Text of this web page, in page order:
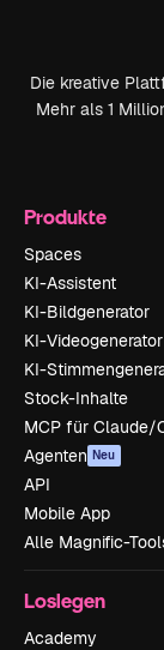
Die kreative
Mehr als 1
Produkte
Spaces
KI-Assistent
KI-Bildgenerator
KI-Videogenerator
KI-
Stock-Inhalte
MCP für Claude/
Agenten Neu
API
Mobile App
Alle Magnific-
Loslegen
Academy